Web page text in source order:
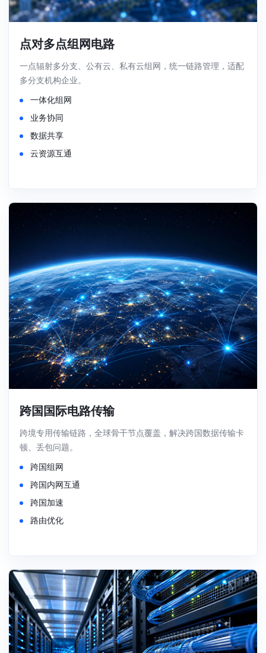
点对多点组网电路
一点辐射多分支、公有云、私有云组网，统一链路管理，适配
多分支机构企业。
一体化组网
业务协同
数据共享
云资源互通
跨国国际电路传输
跨境专用传输链路，全球骨干节点覆盖，解决跨国数据传输卡
顿、丢包问题。
跨国组网
跨国内网互通
跨国加速
路由优化